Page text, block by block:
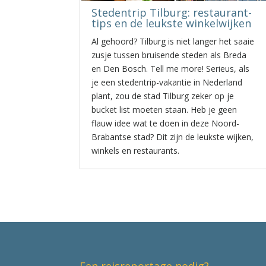
Stedentrip Tilburg: restaurant-
tips en de leukste winkelwijken
Al gehoord? Tilburg is niet langer het saaie
zusje tussen bruisende steden als Breda
en Den Bosch. Tell me more! Serieus, als
je een stedentrip-vakantie in Nederland
plant, zou de stad Tilburg zeker op je
bucket list moeten staan. Heb je geen
flauw idee wat te doen in deze Noord-
Brabantse stad? Dit zijn de leukste wijken,
winkels en restaurants.